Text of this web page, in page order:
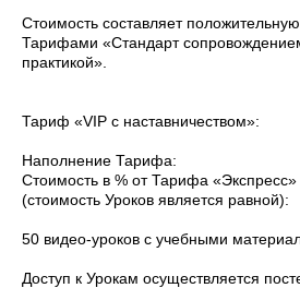
Стоимость составляет
Тарифами «Стандарт
практикой».
Тариф «VIP с наставничеством»:
Наполнение Тарифа:
Стоимость в % от Тарифа «Экспресс»
(стоимость Уроков является равной):
50 видео-уроков с учебными
Доступ к Урокам осуществляется